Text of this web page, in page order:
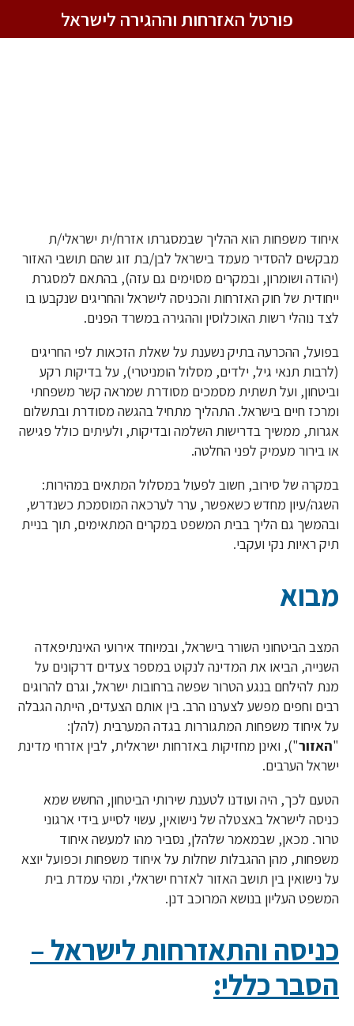
פורטל האזרחות וההגירה לישראל
איחוד משפחות הוא ההליך שבמסגרתו אזרח/ית ישראלי/ת
מבקשים להסדיר מעמד בישראל לבן/בת זוג שהם תושבי האזור
(יהודה ושומרון, ובמקרים מסוימים גם עזה), בהתאם למסגרת
ייחודית של חוק האזרחות והכניסה לישראל והחריגים שנקבעו בו
לצד נוהלי רשות האוכלוסין וההגירה במשרד הפנים.
בפועל, ההכרעה בתיק נשענת על שאלת הזכאות לפי החריגים
(לרבות תנאי גיל, ילדים, מסלול הומניטרי), על בדיקות רקע
וביטחון, ועל תשתית מסמכים מסודרת שמראה קשר משפחתי
ומרכז חיים בישראל. התהליך מתחיל בהגשה מסודרת ובתשלום
אגרות, ממשיך בדרישות השלמה ובדיקות, ולעיתים כולל פגישה
או בירור מעמיק לפני החלטה.
במקרה של סירוב, חשוב לפעול במסלול המתאים במהירות:
השגה/עיון מחדש כשאפשר, ערר לערכאה המוסמכת כשנדרש,
ובהמשך גם הליך בבית המשפט במקרים המתאימים, תוך בניית
תיק ראיות נקי ועקבי.
מבוא
המצב הביטחוני השורר בישראל, ובמיוחד אירועי האינתיפאדה
השנייה, הביאו את המדינה לנקוט במספר צעדים דרקונים על
מנת להילחם בנגע הטרור שפשה ברחובות ישראל, וגרם להרוגים
רבים וחפים מפשע לצערנו הרב. בין אותם הצעדים, הייתה הגבלה
על איחוד משפחות המתגוררות בגדה המערבית (להלן:
"האזור"), ואינן מחזיקות באזרחות ישראלית, לבין אזרחי מדינת
ישראל הערבים.
הטעם לכך, היה ועודנו לטענת שירותי הביטחון, החשש שמא
כניסה לישראל באצטלה של נישואין, עשוי לסייע בידי ארגוני
טרור. מכאן, שבמאמר שלהלן, נסביר מהו למעשה איחוד
משפחות, מהן ההגבלות שחלות על איחוד משפחות וכפועל יוצא
על נישואין בין תושב האזור לאזרח ישראלי, ומהי עמדת בית
המשפט העליון בנושא המרוכב דנן.
כניסה והתאזרחות לישראל –
הסבר כללי:
Footer